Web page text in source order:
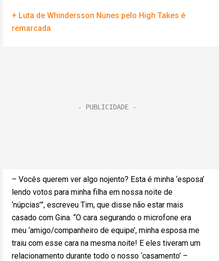
+ Luta de Whindersson Nunes pelo High Takes é
remarcada
– Vocês querem ver algo nojento? Esta é minha ‘esposa’
lendo votos para minha filha em nossa noite de
‘núpcias’”, escreveu Tim, que disse não estar mais
casado com Gina. “O cara segurando o microfone era
meu ‘amigo/companheiro de equipe’, minha esposa me
traiu com esse cara na mesma noite! E eles tiveram um
relacionamento durante todo o nosso ‘casamento’ –